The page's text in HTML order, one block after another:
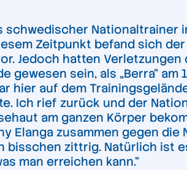
schwedischer
Zeitpunkt befand sich
Jedoch hatten
gewesen sein, als „Berra“
hier auf dem
Ich rief zurück und der
am ganzen Körper
Elanga zusammen gegen die
bisschen zittrig. Natürlich ist
man erreichen kann.“